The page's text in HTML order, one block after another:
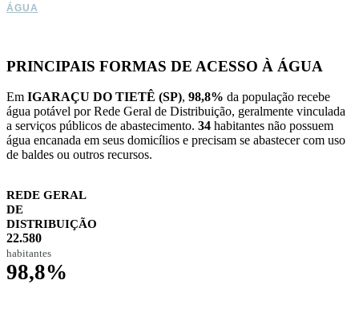
ÁGUA
PRINCIPAIS FORMAS DE ACESSO À ÁGUA
Em IGARAÇU DO TIETÊ (SP), 98,8% da população recebe
água potável por Rede Geral de Distribuição, geralmente vinculada
a serviços públicos de abastecimento. 34 habitantes não possuem
água encanada em seus domicílios e precisam se abastecer com uso
de baldes ou outros recursos.
REDE GERAL
DE
DISTRIBUIÇÃO
22.580
habitantes
98,8%